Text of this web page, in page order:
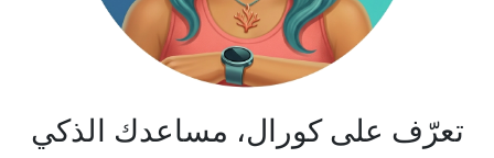
تعرّف على كورال، مساعدك الذكي